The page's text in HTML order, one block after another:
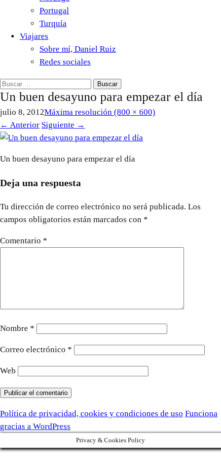
Portugal
Turquía
Viajares
Sobre mí, Daniel Ruiz
Redes sociales
Buscar:
Un buen desayuno para empezar el día
julio 8, 2012Máxima resolución (800 × 600)
← Anterior Siguiente →
Un buen desayuno para empezar el día
Deja una respuesta
Tu dirección de correo electrónico no será publicada. Los
campos obligatorios están marcados con *
Comentario *
Nombre *
Correo electrónico *
Web
Política de privacidad, cookies y condiciones de uso Funciona
gracias a WordPress
Privacy & Cookies Policy